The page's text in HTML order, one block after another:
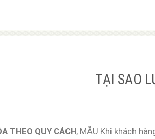
TẠI SAO
THEO QUY CÁCH, MẪU Khi khách